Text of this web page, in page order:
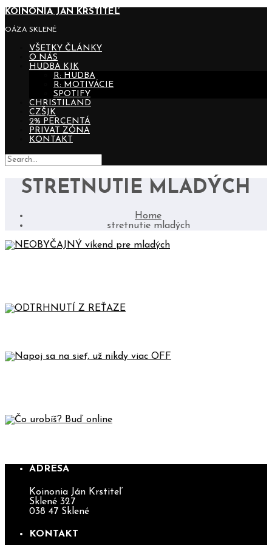
KOINONIA JÁN KRSTITEĽ
OÁZA SKLENÉ
VŠETKY ČLÁNKY
O NÁS
HUDBA KJK
R: HUDBA
R: MOTIVÁCIE
SPOTIFY
CHRISTILAND
CZŠJK
2% PERCENTÁ
PRIVAT ZÓNA
KONTAKT
STRETNUTIE MLADÝCH
Home
stretnutie mladých
ADRESA
Koinonia Ján Krstiteľ
Sklené 327
038 47 Sklené
KONTAKT